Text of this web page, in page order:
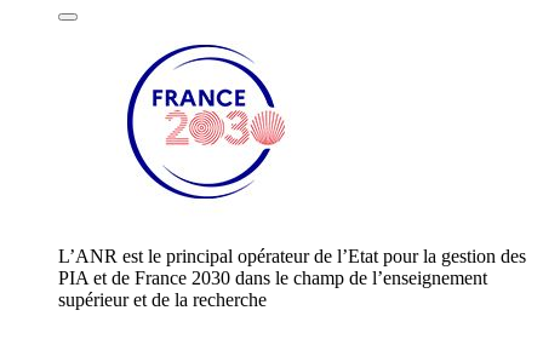
L’ANR est le principal opérateur de l’Etat pour la gestion des
PIA et de France 2030 dans le champ de l’enseignement
supérieur et de la recherche